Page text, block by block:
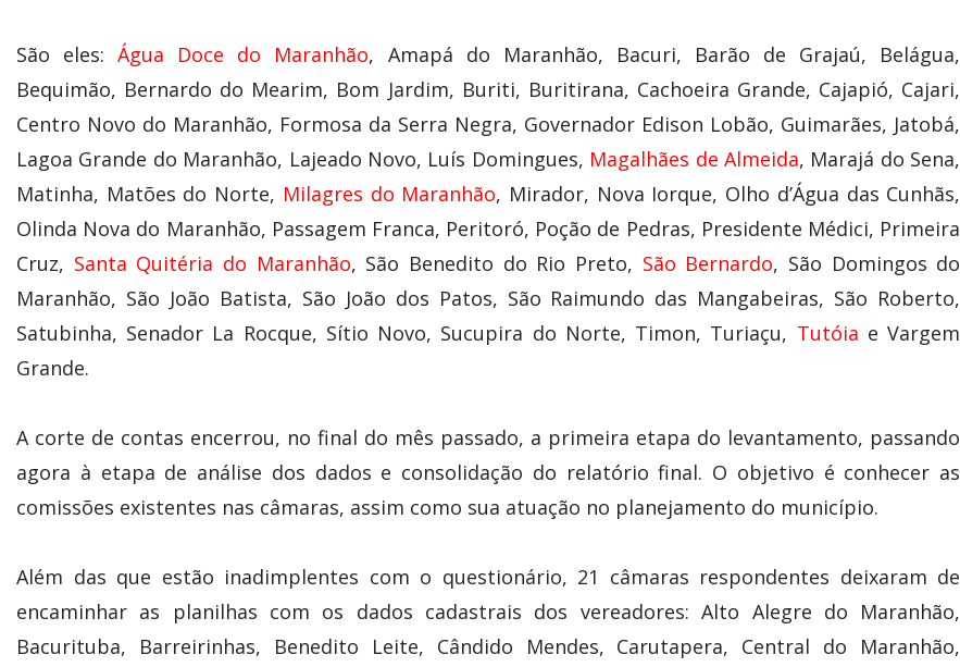
São eles:Água Doce do Maranhão, Amapá do Maranhão, Bacuri, Barão de Grajaú, Belágua,
Bequimão, Bernardo do Mearim, Bom Jardim, Buriti, Buritirana, Cachoeira Grande, Cajapió, Cajari,
Centro Novo do Maranhão, Formosa da Serra Negra, Governador Edison Lobão, Guimarães, Jatobá,
Lagoa Grande do Maranhão, Lajeado Novo, Luís Domingues, Magalhães de Almeida, Marajá do Sena,
Matinha, Matões do Norte, Milagres do Maranhão, Mirador, Nova Iorque, Olho d’Água das Cunhãs,
Olinda Nova do Maranhão, Passagem Franca, Peritoró, Poção de Pedras, Presidente Médici, Primeira
Cruz, Santa Quitéria do Maranhão, São Benedito do Rio Preto, São Bernardo, São Domingos do
Maranhão, São João Batista, São João dos Patos, São Raimundo das Mangabeiras, São Roberto,
Satubinha, Senador La Rocque, Sítio Novo, Sucupira do Norte, Timon, Turiaçu, Tutóia e Vargem
Grande.
A corte de contas encerrou, no final do mês passado, a primeira etapa do levantamento, passando
agora à etapa de análise dos dados e consolidação do relatório final. O objetivo é conhecer as
comissões existentes nas câmaras, assim como sua atuação no planejamento do município.
Além das que estão inadimplentes com o questionário, 21 câmaras respondentes deixaram de
encaminhar as planilhas com os dados cadastrais dos vereadores: Alto Alegre do Maranhão,
Bacurituba, Barreirinhas, Benedito Leite, Cândido Mendes, Carutapera, Central do Maranhão,